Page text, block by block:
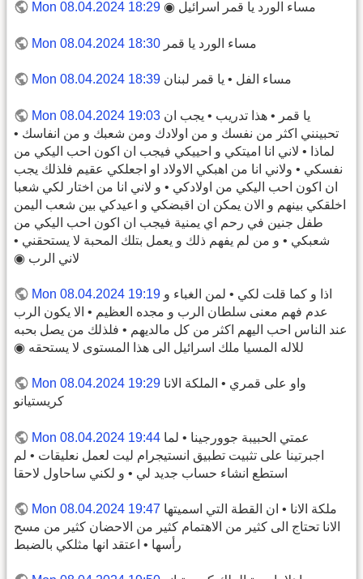
Mon 08.04.2024 18:29 مساء الورد يا قمر اسرائيل ◉
Mon 08.04.2024 18:30 مساء الورد يا قمر
Mon 08.04.2024 18:39 مساء الفل • يا قمر لبنان
Mon 08.04.2024 19:03 يا قمر • هذا تدريب • يجب ان
تحبينني اكثر من نفسك و من اولادك ومن شعبك و من انفاسك •
لماذا • لاني انا اميتكي و احييكي فيجب ان اكون احب اليكي من
نفسكي • ولاني انا من اهبكي الاولاد او اجعلكي عقيم فلذلك يجب
ان اكون احب اليكي من اولادكي • و لاني انا من اختار لكي شعبا
اخلقكي بينهم و الان يمكن ان اقبضكي و اعيدكي بين شعب اليمن
طفل جنين في رحم اي يمنية فيجب ان اكون احب اليكي من
شعبكي • و من لم يفهم ذلك و يعمل بتلك المحبة لا يستحقني •
لاني الرب ◉
Mon 08.04.2024 19:19 اذا و كما قلت لكي • لمن الغباء و
عدم فهم معنى سلطان الرب و مجده العظيم • الا يكون الرب
عند الناس احب اليهم اكثر من كل مالديهم • فلذلك من يصل بحبه
للاله المسيا ملك اسرائيل الى هذا المستوى لا يستحقه ◉
Mon 08.04.2024 19:29 واو على قمري • الملكة الانا
كريستيانو
Mon 08.04.2024 19:44 عمتي الحبيبة جوورجينا • لما
اجبرتينا على تثبيت تطبيق انستيجرام ليت لعمل نعليقات • لم
استطع انشاء حساب جديد لي • و لكني ساحاول لاحقا
Mon 08.04.2024 19:47 ملكة الانا • ان القطة التي اسميتها
الانا تحتاج الى كثير من الاهتمام كثير من الاحضان كثير من مسح
رأسها • اعتقد انها مثلكي بالضبط